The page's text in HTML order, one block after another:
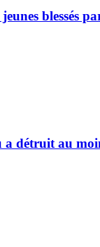
blessés
a détruit au